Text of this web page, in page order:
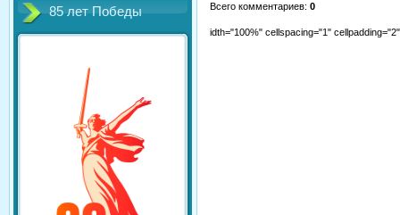
85 лет Победы Всего комментариев: 0
idth="100%" cellspacing="1"